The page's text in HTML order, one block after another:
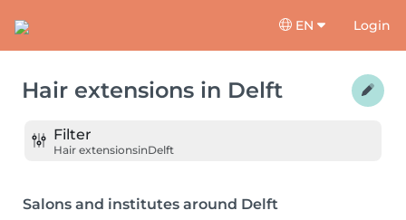
EN Login
Hair extensions in Delft
Filter
Hair extensionsinDelft
Salons and institutes around Delft